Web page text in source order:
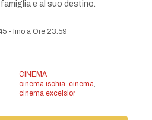
e al suo destino.
-fino a Ore 23:59
CINEMA
cinema ischia cinema
cinema excelsior